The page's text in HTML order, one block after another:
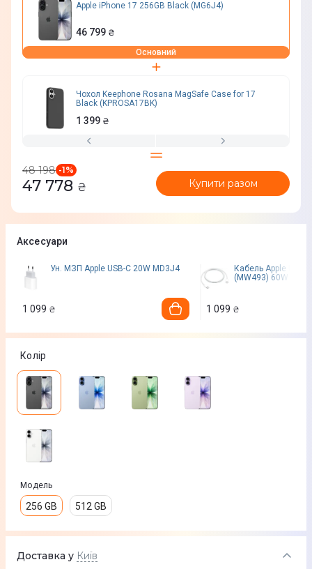
Apple iPhone 17 256GB Black (MG6J4)
46 799 ₴
Основний
Чохол Keephone Rosana MagSafe Case for 17
Black (KPROSA17BK)
1 399 ₴
48 198 -1%
47 778 ₴ Купити разом
Аксесуари
Ун. МЗП Apple USB-C 20W MD3J4
1 099 ₴
Кабель Apple USB-
(MW493) 60W бiлий
1 099 ₴
Колір
Модель
256 GB 512 GB
Доставка у Київ